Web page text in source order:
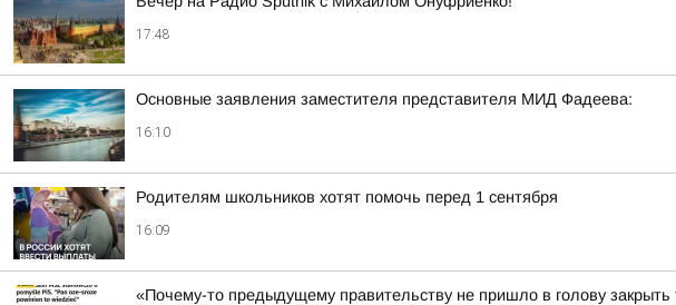
17:48
Основные заявления заместителя представителя МИД Фадеева:
16:10
Родителям школьников хотят помочь перед 1 сентября
16:09
«Почему-то предыдущему правительству не пришло в голову